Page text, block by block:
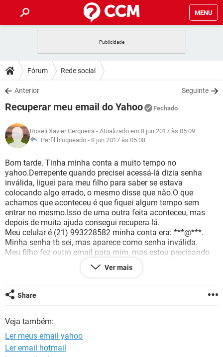
MENU
CELULAR
OUTLOOK
INSTAGRAM GMAIL
GUIA DE COMPRAS
DICAS
JOGOS
INSTAGRAM GMAIL
GUIA DE COMPRAS
DOWNLOADS
JOGOS WHATSAPP
CELULAR
OUTLOOK EXCEL
INSTAGRAM GMAIL
GUIA DE COMPRAS
FÓRUM
JOGOS WHATSAPP
CELULAR
OUTLOOK EXCEL
INSTAGRAM GMAIL
GUIA DE COMPRAS
GLOSSÁRIO
WHATSAPP
CELULAR FACEBOOK
OUTLOOK EXCEL
INSTAGRAM GMAIL
GUIA DE COMPRAS
Fórum Rede social
Anterior Seguinte
Recuperar meu email do Yahoo Fechado
Roseli Xavier Cerqueira - Atualizado em 8 jun 2017 às 05:09
Perfil bloqueado - 8 jun 2017 às 05:08
Bom tarde. Tinha minha conta a muito tempo no
yahoo.Derrepente quando precisei acessá-lá dizia senha
inválida, liguei para meu filho para saber se estava
colocando algo errado, o mesmo disse que não.O que
achamos que aconteceu é que fiquei algum tempo sem
entrar no mesmo.Isso de uma outra feita aconteceu, mas
depois de muita ajuda consegui recupera-lá.
Meu celular é (21) 993228582 minha conta era: ***@***.
Minha senha tb sei, mas aparece como senha inválida.
Meu filho fez outro email para mim, mas estou precisando
entrar no meu antigo pois devo estar recebendo emails
importantes, fora meu material de trabalho que se encontra
.Meu email atual é: ***@*** Qualquer recado podem me ligar
ou mandar algum email para esse meu email do Gmail.
yahoo.
.Desde já meu agradecimento antecipado.
Um abraço
Roseli.
Ver mais
Share
Veja também:
Ler meus email yahoo
Ler email hotmail